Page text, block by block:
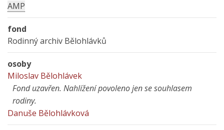
AMP
fond
Rodinný archiv Bělohlávků
osoby
Miloslav Bělohlávek
Fond uzavřen. Nahlížení povoleno jen se souhlasem
rodiny.
Danuše Bělohlávková